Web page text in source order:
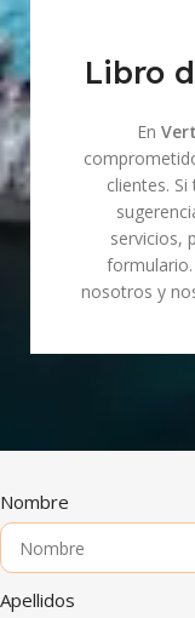
Libro
En
clientes.
servicios,
nosotros y
Nombre
Apellidos